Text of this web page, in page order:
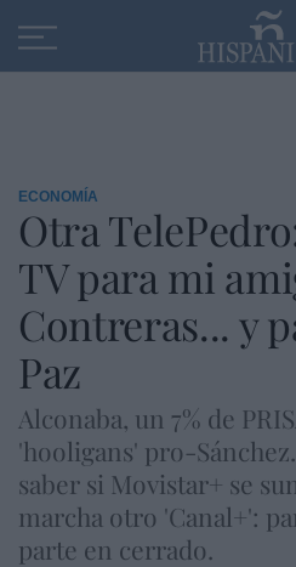
ECONOMÍA
Otra
TV para mi
Contreras... y
Paz
Alconaba, un 7% de
'hooligans' pro-
saber si Movistar+ se
marcha otro 'Canal+':
parte en cerrado.